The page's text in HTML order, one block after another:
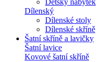
Dětský nábytek
Dílenský
Dílenské stoly
Dílenské skříně
Šatní skříně a lavičky
Šatní lavice
Kovové šatní skříně